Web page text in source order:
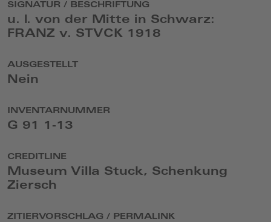
SIGNATUR / BESCHRIFTUNG
u. l. von der Mitte in Schwarz:
FRANZ v. STVCK 1918
AUSGESTELLT
Nein
INVENTARNUMMER
G 91 1-13
CREDITLINE
Museum Villa Stuck, Schenkung
Ziersch
ZITIERVORSCHLAG / PERMALINK